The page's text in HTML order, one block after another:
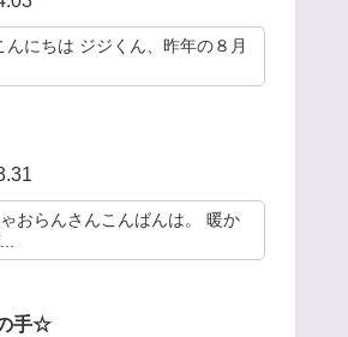
んにちは ジジくん、昨年の８月
おらんさんこんばんは。 暖か
手☆